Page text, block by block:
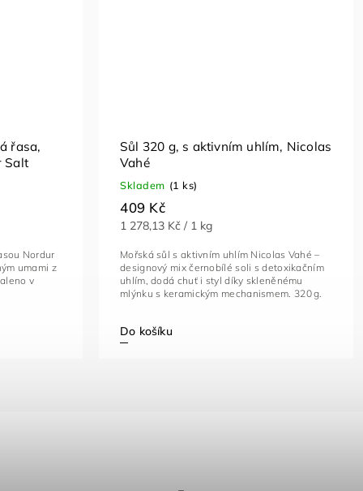
řasa,
Salt
Nordur
umami z
v
Sůl 320 g, s aktivním uhlím, Nicolas
Vahé
Skladem (1 ks)
409 Kč
1 278,13 Kč / 1 kg
Do košíku
Mořská sůl s aktivním uhlím Nicolas Vahé –
designový mix černobílé soli s detoxikačním
uhlím, dodá chuť i styl díky skleněnému
mlýnku s keramickým mechanismem. 320 g.